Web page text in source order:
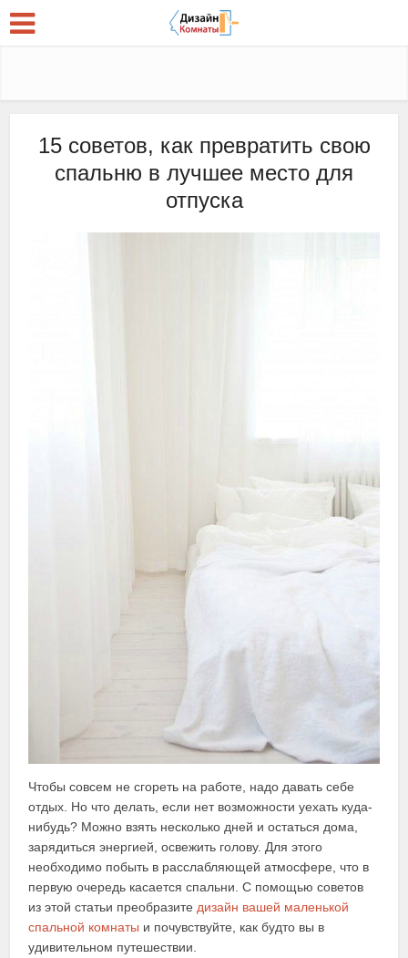
15 советов, как превратить свою
спальню в лучшее место для
отпуска
Чтобы совсем не сгореть на работе, надо давать себе
отдых. Но что делать, если нет возможности уехать куда-
нибудь? Можно взять несколько дней и остаться дома,
зарядиться энергией, освежить голову. Для этого
необходимо побыть в расслабляющей атмосфере, что в
первую очередь касается спальни. С помощью советов
из этой статьи преобразите дизайн вашей маленькой
спальной комнаты и почувствуйте, как будто вы в
удивительном путешествии.